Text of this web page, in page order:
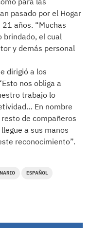
pasado por el Hogar
años. “Muchas
brindado, el cual
y demás personal
dirigió a los
nos obliga a
trabajo lo
En nombre
de compañeros
llegue a sus manos
reconocimiento”.
ESPAÑOL